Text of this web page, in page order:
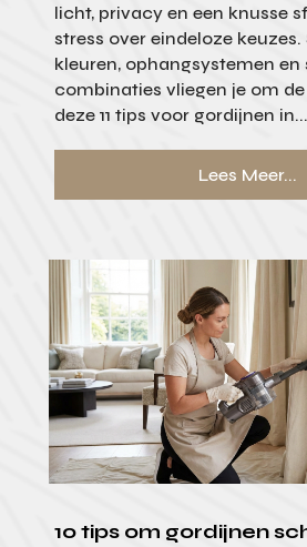
licht, privacy en een knusse
stress over eindeloze keuzes.
kleuren, ophangsystemen en
combinaties vliegen je om
deze 11 tips voor gordijnen in...
Lees Meer...
10 tips om gordijnen